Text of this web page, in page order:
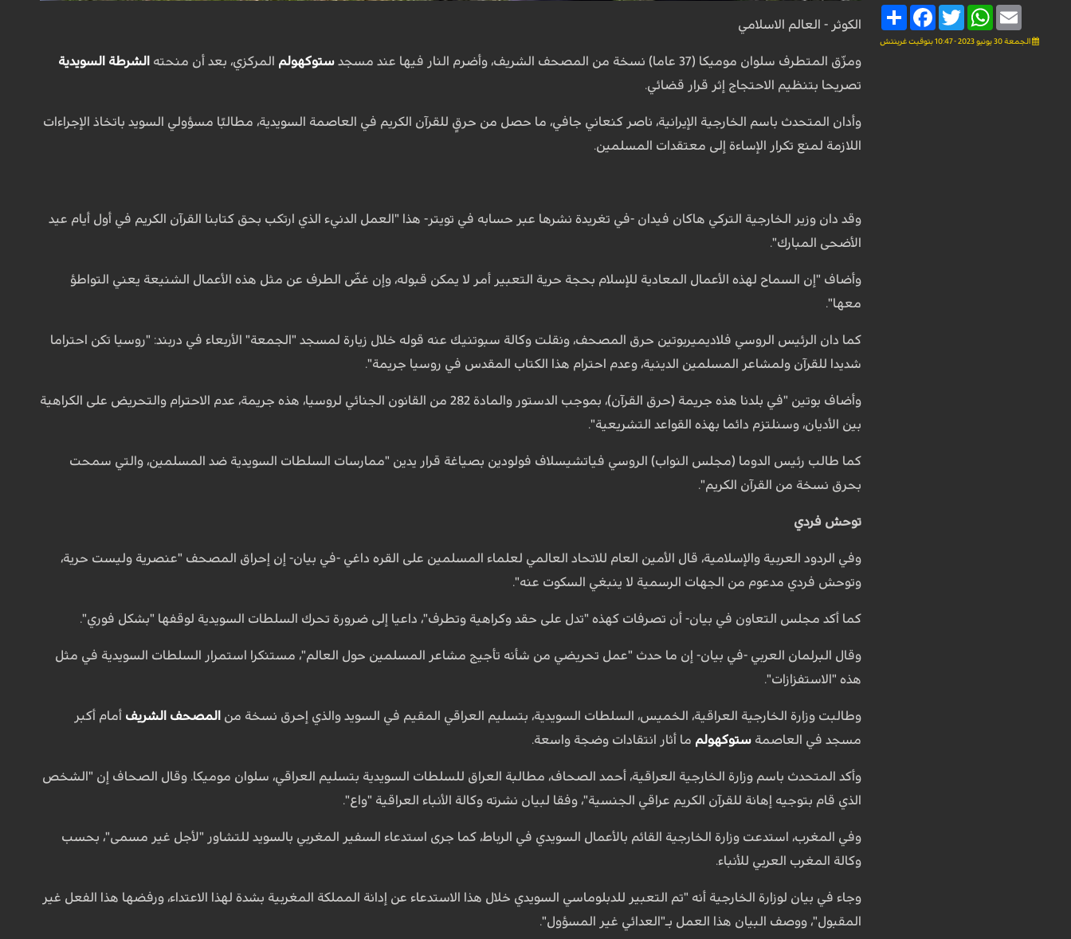
Share
FacebookTwitter
WhatsAppEmail
الجمعة 30 يونيو 2023 - 10:47 بتوقيت غرينتش
الكوثر - العالم الاسلامي
ومزّق المتطرف سلوان موميكا (37 عاما) نسخة من المصحف الشريف، وأضرم النار فيها عند مسجد ستوكهولم المركزي، بعد أن منحته الشرطة السويدية
تصريحا بتنظيم الاحتجاج إثر قرار قضائي.
وأدان المتحدث باسم الخارجية الإيرانية، ناصر كنعاني جافي، ما حصل من حرقٍ للقرآن الكريم في العاصمة السويدية، مطالبًا مسؤولي السويد باتخاذ الإجراءات
اللازمة لمنع تكرار الإساءة إلى معتقدات المسلمين.
وقد دان وزير الخارجية التركي هاكان فيدان -في تغريدة نشرها عبر حسابه في تويتر- هذا "العمل الدنيء الذي ارتكب بحق كتابنا القرآن الكريم في أول أيام عيد
الأضحى المبارك".
وأضاف "إن السماح لهذه الأعمال المعادية للإسلام بحجة حرية التعبير أمر لا يمكن قبوله، وإن غضّ الطرف عن مثل هذه الأعمال الشنيعة يعني التواطؤ
معها".
كما دان الرئيس الروسي فلاديميربوتين حرق المصحف، ونقلت وكالة سبوتنيك عنه قوله خلال زيارة لمسجد "الجمعة" الأربعاء في دربند: "روسيا تكن احتراما
شديدا للقرآن ولمشاعر المسلمين الدينية، وعدم احترام هذا الكتاب المقدس في روسيا جريمة".
وأضاف بوتين "في بلدنا هذه جريمة (حرق القرآن)، بموجب الدستور والمادة 282 من القانون الجنائي لروسيا، هذه جريمة، عدم الاحترام والتحريض على الكراهية
بين الأديان، وسنلتزم دائما بهذه القواعد التشريعية".
كما طالب رئيس الدوما (مجلس النواب) الروسي فياتشيسلاف فولودين بصياغة قرار يدين "ممارسات السلطات السويدية ضد المسلمين، والتي سمحت
بحرق نسخة من القرآن الكريم".
توحش فردي
وفي الردود العربية والإسلامية، قال الأمين العام للاتحاد العالمي لعلماء المسلمين على القره داغي -في بيان- إن إحراق المصحف "عنصرية وليست حرية،
وتوحش فردي مدعوم من الجهات الرسمية لا ينبغي السكوت عنه".
كما أكد مجلس التعاون في بيان- أن تصرفات كهذه "تدل على حقد وكراهية وتطرف"، داعيا إلى ضرورة تحرك السلطات السويدية لوقفها "بشكل فوري".
وقال البرلمان العربي -في بيان- إن ما حدث "عمل تحريضي من شأنه تأجيج مشاعر المسلمين حول العالم"، مستنكرا استمرار السلطات السويدية في مثل
هذه "الاستفزازات".
وطالبت وزارة الخارجية العراقية، الخميس، السلطات السويدية، بتسليم العراقي المقيم في السويد والذي إحرق نسخة من المصحف الشريف أمام أكبر
مسجد في العاصمة ستوكهولم ما أثار انتقادات وضجة واسعة.
وأكد المتحدث باسم وزارة الخارجية العراقية، أحمد الصحاف، مطالبة العراق للسلطات السويدية بتسليم العراقي، سلوان موميكا. وقال الصحاف إن "الشخص
الذي قام بتوجيه إهانة للقرآن الكريم عراقي الجنسية"، وفقا لبيان نشرته وكالة الأنباء العراقية "واع".
وفي المغرب، استدعت وزارة الخارجية القائم بالأعمال السويدي في الرباط، كما جرى استدعاء السفير المغربي بالسويد للتشاور "لأجل غير مسمى"، بحسب
وكالة المغرب العربي للأنباء.
وجاء في بيان لوزارة الخارجية أنه "تم التعبير للدبلوماسي السويدي خلال هذا الاستدعاء عن إدانة المملكة المغربية بشدة لهذا الاعتداء، ورفضها هذا الفعل غير
المقبول"، ووصف البيان هذا العمل بـ"العدائي غير المسؤول".